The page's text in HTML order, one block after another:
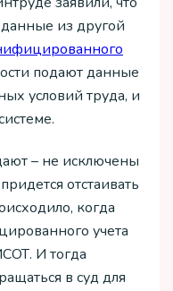
из другой
подают данные
условий труда, и
– не исключены
отстаивать
когда
учета
И тогда
в суд для